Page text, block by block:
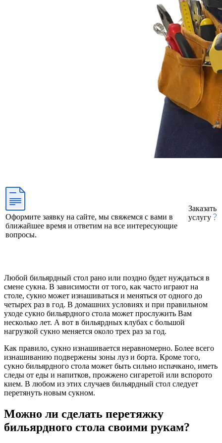
Оформите заявку на сайте, мы свяжемся с вами в
ближайшее время и ответим на все интересующие
вопросы.
Заказать
услугу
Любой бильярдный стол рано или поздно будет нуждаться в
смене сукна. В зависимости от того, как часто играют на
столе, сукно может изнашиваться и меняться от одного до
четырех раз в год. В домашних условиях и при правильном
уходе сукно бильярдного стола может прослужить Вам
несколько лет. А вот в бильярдных клубах с большой
нагрузкой сукно меняется около трех раз за год.
Как правило, сукно изнашивается неравномерно. Более всего
изнашиванию подвержены зоны луз и борта. Кроме того,
сукно бильярдного стола может быть сильно испачкано, иметь
следы от еды и напитков, прожжено сигаретой или вспорото
кием. В любом из этих случаев бильярдный стол следует
перетянуть новым сукном.
Можно ли сделать перетяжку
бильярдного стола своими рукам?